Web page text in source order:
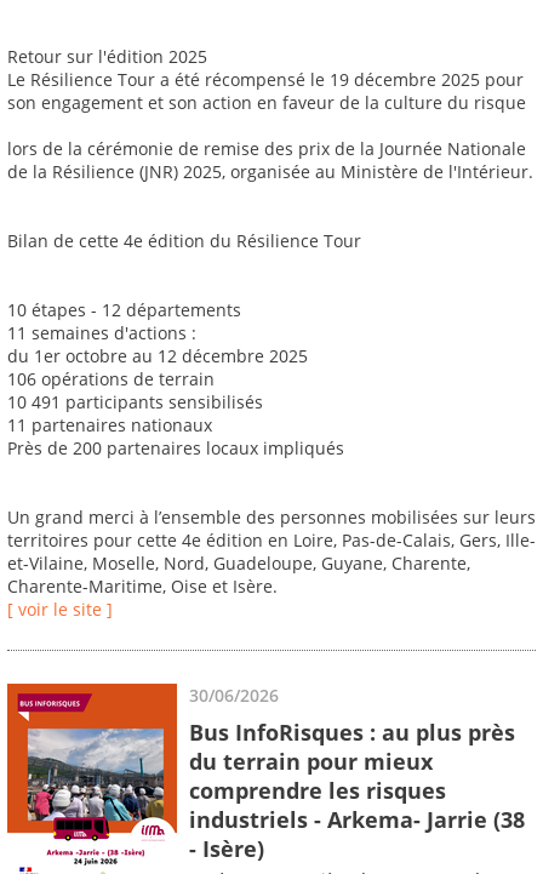
Retour sur l'édition 2025
Le Résilience Tour a été récompensé le 19 décembre 2025 pour
son engagement et son action en faveur de la culture du risque
lors de la cérémonie de remise des prix de la Journée Nationale
de la Résilience (JNR) 2025, organisée au Ministère de l'Intérieur.
Bilan de cette 4e édition du Résilience Tour
10 étapes - 12 départements
11 semaines d'actions :
du 1er octobre au 12 décembre 2025
106 opérations de terrain
10 491 participants sensibilisés
11 partenaires nationaux
Près de 200 partenaires locaux impliqués
Un grand merci à l’ensemble des personnes mobilisées sur leurs
territoires pour cette 4e édition en Loire, Pas-de-Calais, Gers, Ille-
et-Vilaine, Moselle, Nord, Guadeloupe, Guyane, Charente,
Charente-Maritime, Oise et Isère.
[ voir le site ]
30/06/2026
Bus InfoRisques : au plus près
du terrain pour mieux
comprendre les risques
industriels - Arkema- Jarrie (38
- Isère)